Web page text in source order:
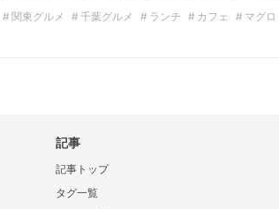
関東グルメ 千葉グルメ ランチ カフェ マグロ
記事
記事トップ
タグ一覧